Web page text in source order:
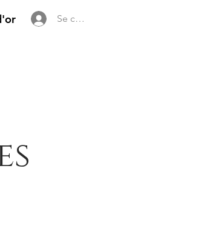
Se connecter